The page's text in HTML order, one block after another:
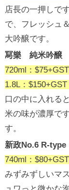
店長の一押しで
で、フレッシュ
大吟醸です。
冩樂 純米吟醸
720ml：
1.8L：
口の中に入れる
米の味が濃厚で
す。
新政No.6 R-type
740ml：
みずみずしいマ